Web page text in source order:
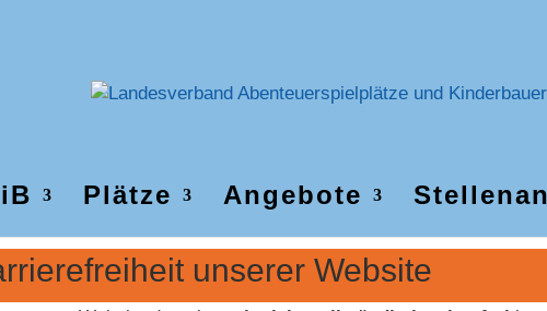
Plätze Angebote
unserer Website